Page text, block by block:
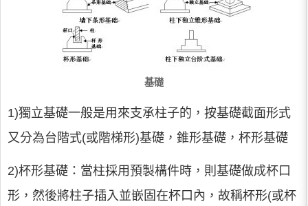
基礎
1)獨立基礎一般是用來支承柱子的，按基礎截面形式
又分為台階式(或階梯形)基礎，錐形基礎，杯形基礎
2)杯形基礎：當柱採用預製構件時，則基礎做成杯口
形，然後將柱子插入並嵌固在杯口內，故稱杯形(或杯